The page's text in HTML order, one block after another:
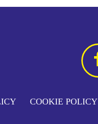
COOKIE POLICY